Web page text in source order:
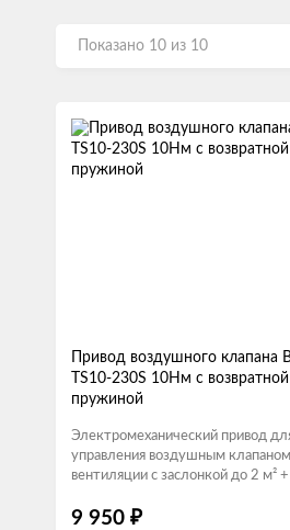
Показано 10 из 10
Привод воздушного клапана
TS10-230S 10Нм с возвратной
пружиной
Электромеханический привод
управления воздушным клапаном
вентиляции с заслонкой до 2 м² +
9 950 ₽